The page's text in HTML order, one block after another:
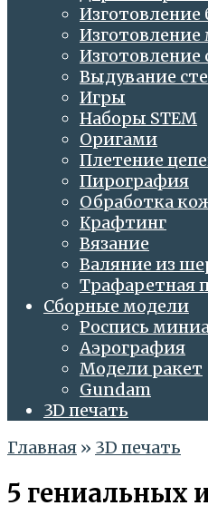
Изготовление
Изготовление
Выдувание
Игры
Наборы STEM
Оригами
Плетение
Пирография
Обработка
Крафтинг
Вязание
Валяние из
Трафаретная
Сборные модели
Роспись
Аэрография
Модели ракет
Gundam
3D печать
Главная » 3D печать
5 гениальных